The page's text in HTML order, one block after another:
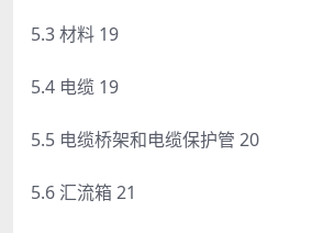
5.3 材料 19
5.4 电缆 19
5.5 电缆桥架和电缆保护管 20
5.6 汇流箱 21